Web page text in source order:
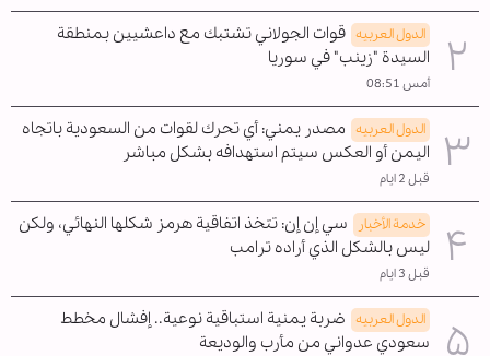
الدول العربیه قوات الجولاني تشتبك مع داعشيين بمنطقة
السيدة "زينب" في سوريا
أمس 08:51
الدول العربیه مصدر يمني: أي تحرك لقوات من السعودية باتجاه
اليمن أو العكس سيتم استهدافه بشكل مباشر
قبل 2 ايام
خدمة الأخبار
سي إن إن: تتخذ اتفاقية هرمز شكلها النهائي، ولكن
ليس بالشكل الذي أراده ترامب
قبل 3 ايام
الدول العربیه ضربة يمنية استباقية نوعية.. إفشال مخطط
سعودي عدواني من مأرب والوديعة